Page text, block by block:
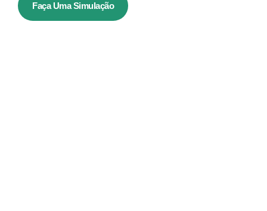
Faça Uma Simulação